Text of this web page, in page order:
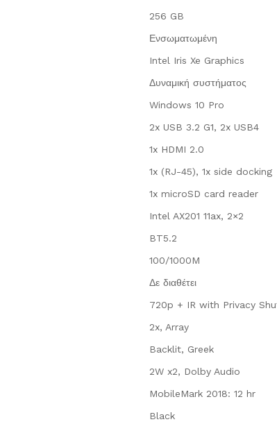
256 GB
Ενσωματωμένη
Intel Iris Xe Graphics
Δυναμική συστήματος
Windows 10 Pro
2x USB 3.2 G1, 2x USB4
1x HDMI 2.0
1x (RJ-45), 1x side docking
1x microSD card reader
Intel AX201 11ax, 2×2
BT5.2
100/1000M
Δε διαθέτει
720p + IR with Privacy
2x, Array
Backlit, Greek
2W x2, Dolby Audio
MobileMark 2018: 12 hr
Black